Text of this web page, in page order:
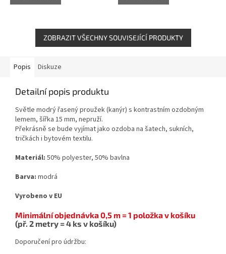
ZOBRAZIT VŠECHNY SOUVISEJÍCÍ PRODUKTY
Popis Diskuze
Detailní popis produktu
Světle modrý řasený proužek (kanýr) s kontrastním ozdobným
lemem, šířka 15 mm, nepruží.
Překrásně se bude vyjímat jako ozdoba na šatech, sukních,
tričkách i bytovém textilu.
Materiál: 50% polyester, 50% bavlna
Barva: modrá
Vyrobeno v EU
Minimální objednávka 0,5 m = 1 položka v košíku
(př. 2 metry = 4 ks v košíku)
Doporučení pro údržbu: